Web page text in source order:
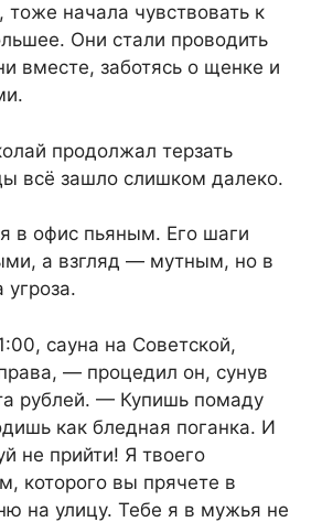
тоже начала чувствовать к
Они стали проводить
вместе, заботясь о щенке и
продолжал терзать
всё зашло слишком далеко.
в офис пьяным. Его шаги
а взгляд — мутным, но в
угроза.
сауна на Советской,
— процедил он, сунув
рублей. — Купишь помаду
как бледная поганка. И
не прийти! Я твоего
которого вы прячете в
на улицу. Тебе я в мужья не